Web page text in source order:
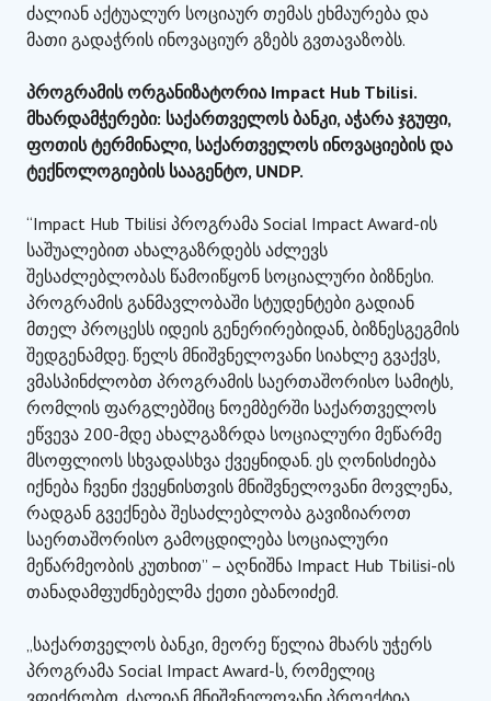
ძალიან აქტუალურ სოციაურ თემას ეხმაურება და
მათი გადაჭრის ინოვაციურ გზებს გვთავაზობს.
პროგრამის ორგანიზატორია Impact Hub Tbilisi.
მხარდამჭერები: საქართველოს ბანკი, აჭარა ჯგუფი,
ფოთის ტერმინალი, საქართველოს ინოვაციების და
ტექნოლოგიების სააგენტო, UNDP.
“Impact Hub Tbilisi პროგრამა Social Impact Award-ის
საშუალებით ახალგაზრდებს აძლევს
შესაძლებლობას წამოიწყონ სოციალური ბიზნესი.
პროგრამის განმავლობაში სტუდენტები გადიან
მთელ პროცესს იდეის გენერირებიდან, ბიზნესგეგმის
შედგენამდე. წელს მნიშვნელოვანი სიახლე გვაქვს,
ვმასპინძლობთ პროგრამის საერთაშორისო სამიტს,
რომლის ფარგლებშიც ნოემბერში საქართველოს
ეწვევა 200-მდე ახალგაზრდა სოციალური მეწარმე
მსოფლიოს სხვადასხვა ქვეყნიდან. ეს ღონისძიება
იქნება ჩვენი ქვეყნისთვის მნიშვნელოვანი მოვლენა,
რადგან გვექნება შესაძლებლობა გავიზიაროთ
საერთაშორისო გამოცდილება სოციალური
მეწარმეობის კუთხით” – აღნიშნა Impact Hub Tbilisi-ის
თანადამფუძნებელმა ქეთი ებანოიძემ.
„საქართველოს ბანკი, მეორე წელია მხარს უჭერს
პროგრამა Social Impact Award-ს, რომელიც
ვფიქრობთ, ძალიან მნიშვნელოვანი პროექტია,